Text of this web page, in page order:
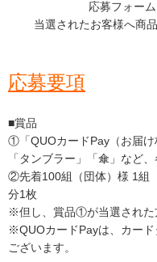
応募フォー
当選されたお客様へ商
応募要項
■賞品
①「QUOカードPay（お届け
「タンブラー」「傘」など
②先着100組（団体）様 1組
分1枚
※但し、賞品①が当選された
※QUOカードPayは、カー
ございます。